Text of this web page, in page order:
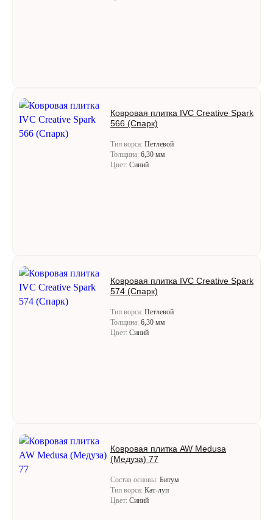
Ковровая плитка IVC Creative Spark
566 (Спарк)
Тип ворса: Петлевой
Толщина: 6,30 мм
Цвет: Синий
Ковровая плитка IVC Creative Spark
574 (Спарк)
Тип ворса: Петлевой
Толщина: 6,30 мм
Цвет: Синий
Ковровая плитка AW Medusa
(Медуза) 77
Состав основы: Битум
Тип ворса: Кат-луп
Цвет: Синий